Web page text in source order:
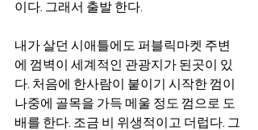
이다. 그래서 출발 한다.
내가 살던 시애틀에도 퍼블릭마켓 주변
에 껌벽이 세계적인 관광지가 된곳이 있
다. 처음에 한사람이 붙이기 시작한 껌이
나중에 골목을 가득 메울 정도 껌으로 도
배를 한다. 조금 비 위생적이고 더럽다. 그